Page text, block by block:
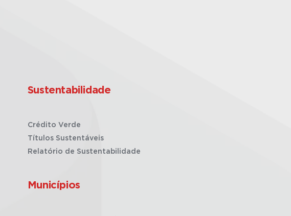
Sustentabilidade
Crédito Verde
Títulos Sustentáveis
Relatório de Sustentabilidade
Municípios